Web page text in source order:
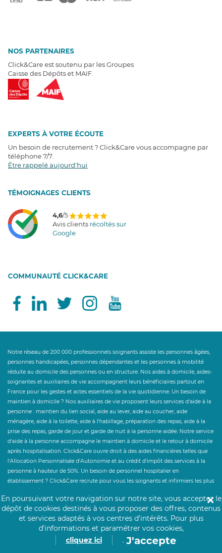
NOS PARTENAIRES
Click&Care est soutenu par les Groupes
Caisse des Dépôts et MAIF.
EXPERTS À VOTRE ÉCOUTE
Un besoin de recrutement ? Click&Care vous accompagne par
téléphone 7/7
Être rappelé aujourd'hui
TÉMOIGNAGES CLIENTS
4,6/5
Avis clients récoltés sur
Google
COMMUNAUTÉ CLICK&CARE
Notre réseau de 200 000 professionnels soignants assiste les personnes âgées,
personnes handicapées, personnes dépendantes et les personnes à mobilité
réduite au domicile des personnes ou en structure. Nos aides à domicile, aides-
soignantes et auxiliaires de vie accompagnent leurs bénéficiaires partout en
France pour les gestes et actes essentiels de la vie quotidienne. Un besoin de
maintien à domicile ? Nos auxiliaires de vie proposent leurs services d'aide à la
personne : maintien du lien social, aide au lever, aide au coucher, aide
ménagère, aide à la toilette, aide à l'habillage, préparation des repas, aide à la
prise des repas, garde de jour et garde de nuit à la personne aidée. Notre service
d'aide à la personne accompagne le maintien à domicile et le retour à domicile
après hospitalisation. Click&Care ouvre droit à des aides financières telles que
l'Allocation Personnalisée d'Autonomie et au crédit d'impôt des services à la
personne à hauteur de 50%. Un besoin de personnel hospitalier en
établissement ? Click&Care recrute pour vous les soignants et infirmiers les plus
expérimentés et proches de vous.
En poursuivant votre navigation sur notre site, vous acceptez le
dépôt de cookies destinés à vous proposer des offres, contenus
et services adaptés à vos centres d’intérêts. Pour plus
d’informations et paramétrer vos cookies,
cliquez ici
. J'accepte
✕